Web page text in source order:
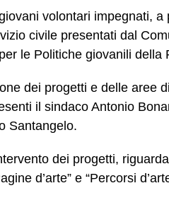
volontari impegnati,
civile presentati dal
le Politiche giovanili
dei progetti e delle aree
il sindaco Antonio
Santangelo.
dei progetti,
d’arte” e “Percorsi